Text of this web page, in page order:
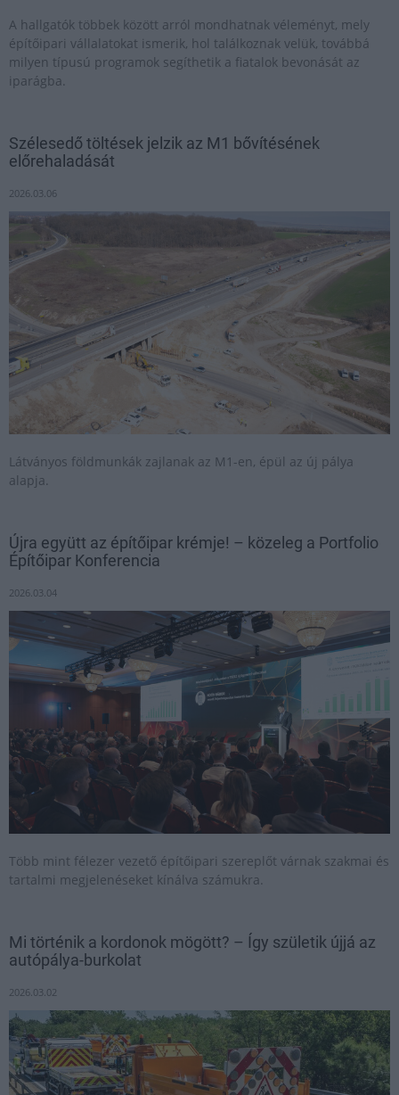
A hallgatók többek között arról mondhatnak véleményt, mely
építőipari vállalatokat ismerik, hol találkoznak velük, továbbá
milyen típusú programok segíthetik a fiatalok bevonását az
iparágba.
Szélesedő töltések jelzik az M1 bővítésének
előrehaladását
2026.03.06
Látványos földmunkák zajlanak az M1-en, épül az új pálya
alapja.
Újra együtt az építőipar krémje! – közeleg a Portfolio
Építőipar Konferencia
2026.03.04
Több mint félezer vezető építőipari szereplőt várnak szakmai és
tartalmi megjelenéseket kínálva számukra.
Mi történik a kordonok mögött? – Így születik újjá az
autópálya-burkolat
2026.03.02